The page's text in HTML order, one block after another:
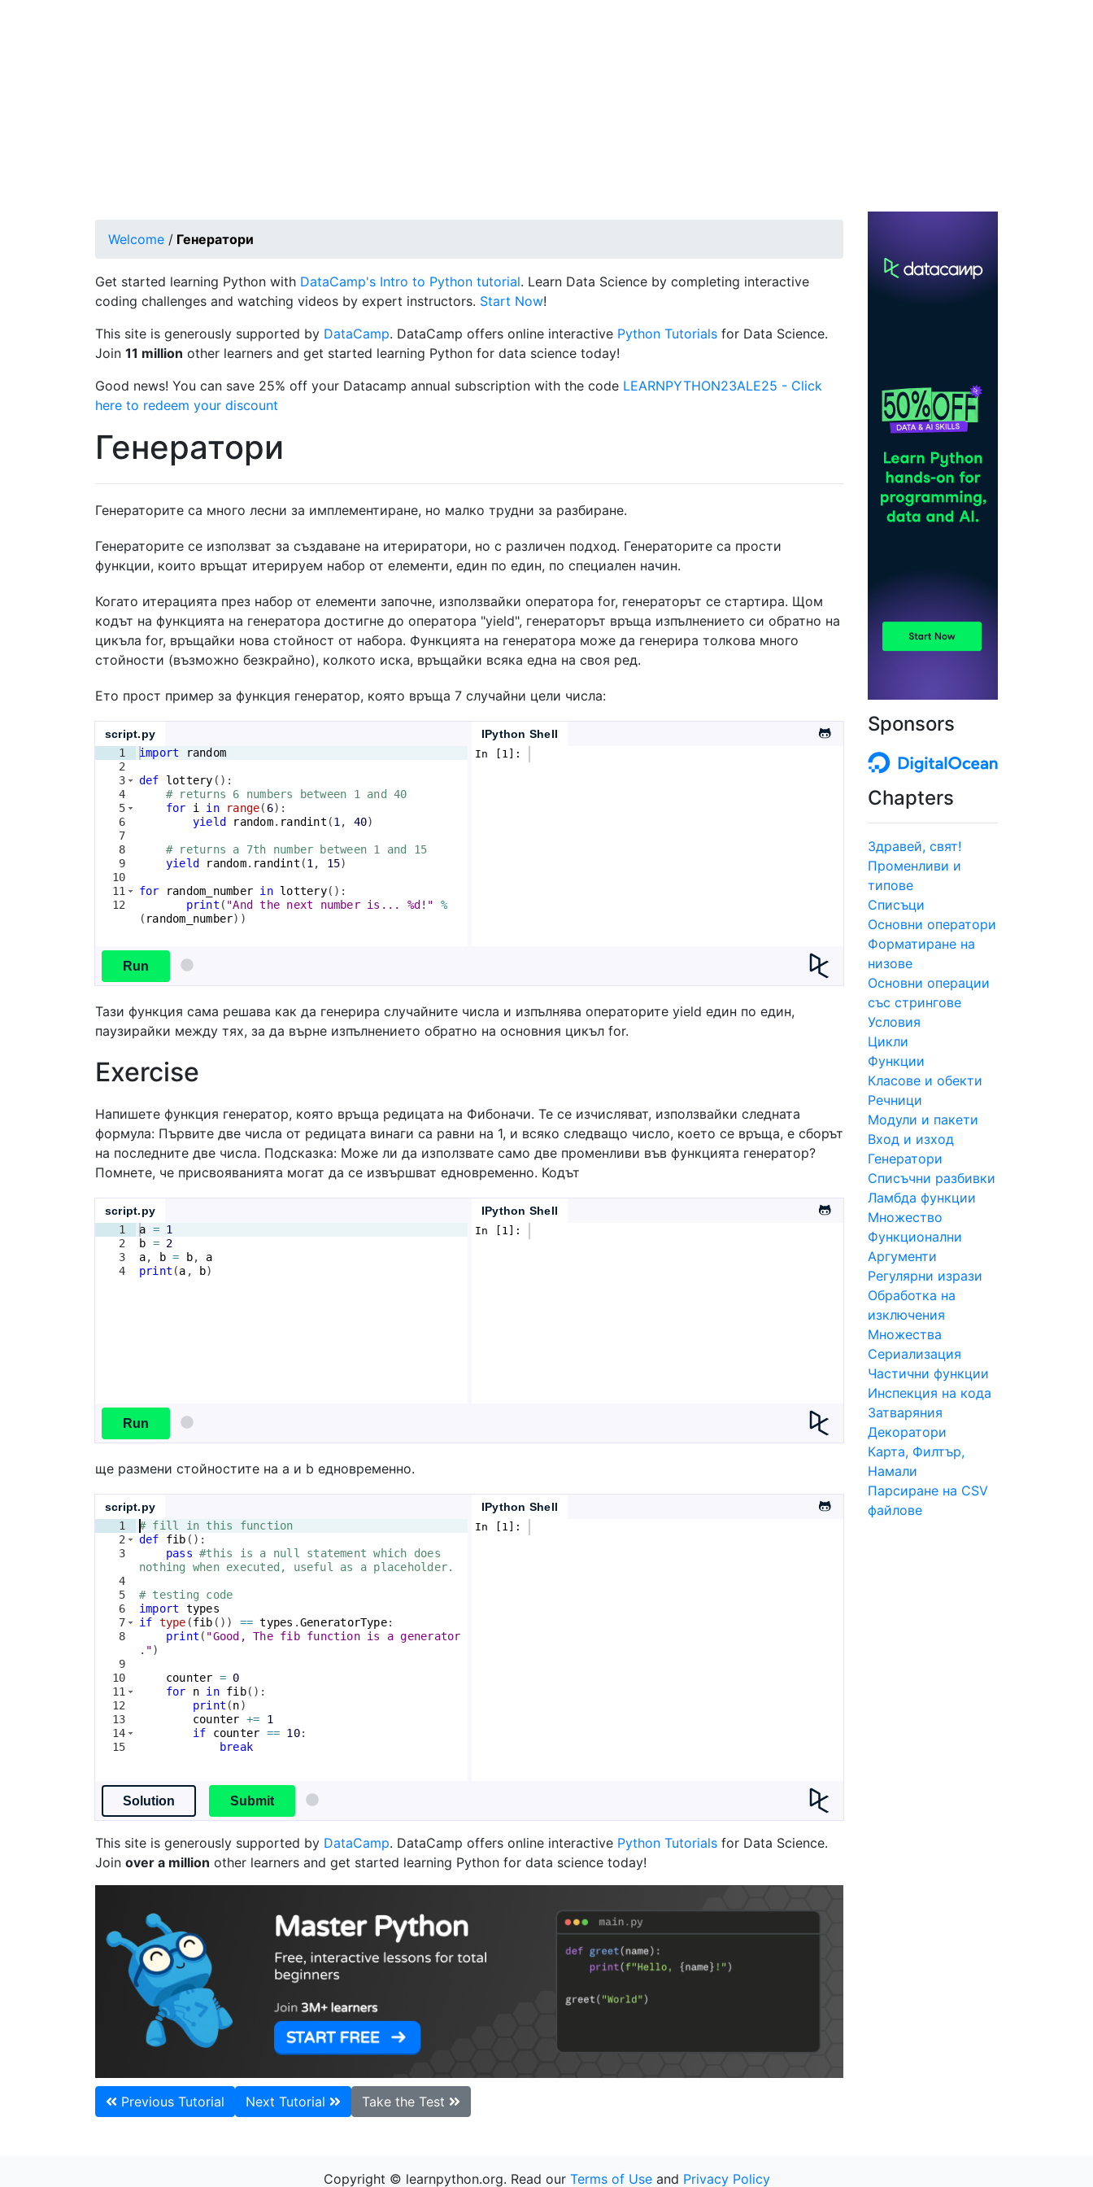
Welcome / Генератори
Get started learning Python with DataCamp's Intro to Python tutorial. Learn Data Science by completing interactive
coding challenges and watching videos by expert instructors. Start Now!
This site is generously supported by DataCamp. DataCamp offers online interactive Python Tutorials for Data Science.
Join 11 million other learners and get started learning Python for data science today!
Good news! You can save 25% off your Datacamp annual subscription with the code LEARNPYTHON23ALE25 - Click
here to redeem your discount
Генератори
Генераторите са много лесни за имплементиране, но малко трудни за разбиране.
Генераторите се използват за създаване на итериратори, но с различен подход. Генераторите са прости
функции, които връщат итерируем набор от елементи, един по един, по специален начин.
Когато итерацията през набор от елементи започне, използвайки оператора for, генeраторът се стартира. Щом
кодът на функцията на генeратора достигне до оператора "yield", генeраторът връща изпълнението си обратно на
цикъла for, връщайки нова стойност от набора. Функцията на генeратора може да генерира толкова много
стойности (възможно безкрайно), колкото иска, връщайки всяка една на своя ред.
Ето прост пример за функция генeратор, която връща 7 случайни цели числа:
script.py
1
2
3
4
5
6
7
8
9
10
11
12
import random
def lottery ( ) :
# returns 6 numbers between 1 and 40
for
i in range( 6) :
yield
random. randint (1 , 40)
# returns a 7th number between 1 and 15
yield
random. randint (1 , 15)
for random_number in lottery( ) :
print ( "And the next number is... %d!"
%
( random_number))
IPython Shell
In [1]:
Run
Тази функция сама решава как да генерира случайните числа и изпълнява операторите yield един по един,
паузирайки между тях, за да върне изпълнението обратно на основния цикъл for.
Exercise
Напишете функция генeратор, която връща редицата на Фибоначи. Те се изчисляват, използвайки следната
формула: Първите две числа от редицата винаги са равни на 1, и всяко следващо число, което се връща, е сборът
на последните две числа. Подсказка: Може ли да използвате само две променливи във функцията генeратор?
Помнете, че присвояванията могат да се извършват едновременно. Кодът
script.py
1
2
3
4
a = 1
b = 2
a, b = b, a
print (a , b)
IPython Shell
In [1]:
Run
ще размени стойностите на a и b едновременно.
script.py
1
2
3
4
5
6
7
8
9
10
11
12
13
14
15
# fill in this function
def
fib ( ) :
pass #this is a null statement which does
nothing when executed, useful as a placeholder.
# testing code
import
types
if type (fib ( )) == types .GeneratorType:
print ( "Good, The fib function is a generator
.")
counter = 0
for
n in fib( ) :
print (n)
counter +=
1
if
counter == 10:
break
IPython Shell
In [1]:
Solution Submit
This site is generously supported by DataCamp. DataCamp offers online interactive Python Tutorials for Data Science.
Join over a million other learners and get started learning Python for data science today!
Previous Tutorial Next Tutorial Take the Test
Sponsors
Chapters
Здравей, свят!
Променливи и
типове
Списъци
Основни оператори
Форматиране на
низове
Основни операции
със стрингове
Условия
Цикли
Функции
Класове и обекти
Речници
Модули и пакети
Вход и изход
Генератори
Списъчни разбивки
Ламбда функции
Множество
Функционални
Аргументи
Регулярни изрази
Обработка на
изключения
Множества
Сериализация
Частични функции
Инспекция на кода
Затваряния
Декоратори
Карта, Филтър,
Намали
Парсиране на CSV
файлове
Copyright © learnpython.org. Read our Terms of Useand Privacy Policy